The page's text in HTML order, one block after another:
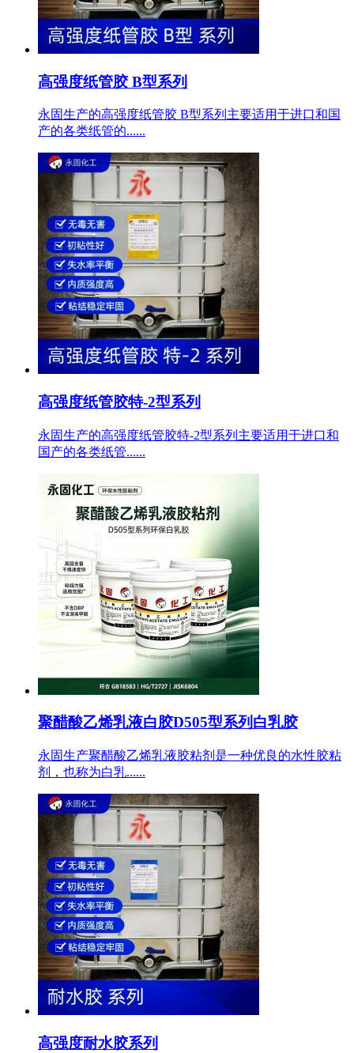
高强度纸管胶 B型系列
永固生产的高强度纸管胶 B型系列主要适用于进口和国
产的各类纸管的......
高强度纸管胶特-2型系列
永固生产的高强度纸管胶特-2型系列主要适用于进口和
国产的各类纸管......
聚醋酸乙烯乳液白胶D505型系列白乳胶
永固生产聚醋酸乙烯乳液胶粘剂是一种优良的水性胶粘
剂，也称为白乳......
高强度耐水胶系列